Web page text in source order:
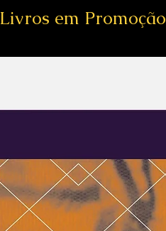
Livros em Promoção